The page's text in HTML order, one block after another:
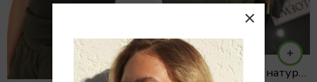
Сумка- шоппер из натуральной замши